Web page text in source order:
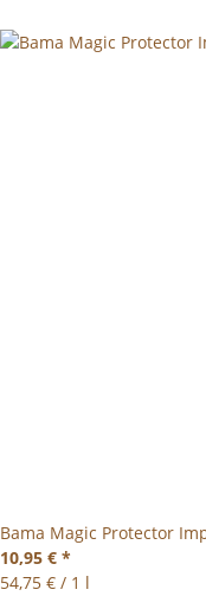
Bama Magic Protector
10,95 € *
54,75 € / 1 l